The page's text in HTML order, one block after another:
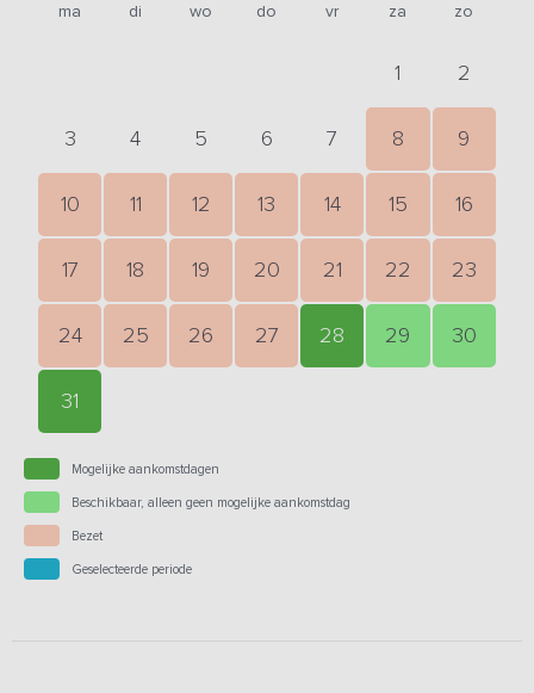
ma di wo do vr za zo
1 2
3 4 5 6 7 8 9
10 11 12 13 14 15 16
17 18 19 20 21 22 23
24 25 26 27 28 29 30
31
Mogelijke aankomstdagen
Beschikbaar, alleen geen mogelijke aankomstdag
Bezet
Geselecteerde periode